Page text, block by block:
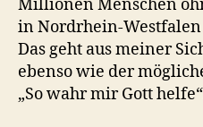
Millionen Menschen
in Nordrhein-
Das geht aus meiner
ebenso wie der
„So wahr mir Gott